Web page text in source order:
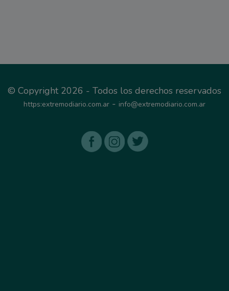
© Copyright 2026 - Todos los derechos reservados
https:extremodiario.com.ar - info@extremodiario.com.ar